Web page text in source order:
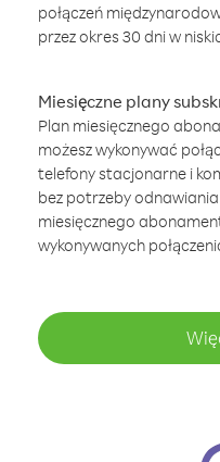
połączeń
przez okres 30 dni w
Miesięczne plany
Plan miesięcznego
możesz wykonywać
telefony stacjonarne i
bez potrzeby
miesięcznego
wykonywanych